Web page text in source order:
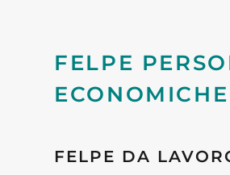
FELPE
ECONOMICHE
FELPE DA